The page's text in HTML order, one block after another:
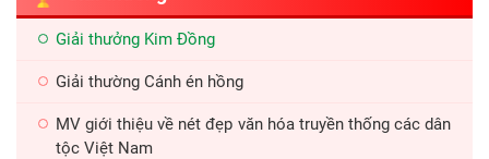
Giải thưởng Kim Đồng
Giải thường Cánh én hồng
MV giới thiệu về nét đẹp văn hóa truyền thống các dân
tộc Việt Nam